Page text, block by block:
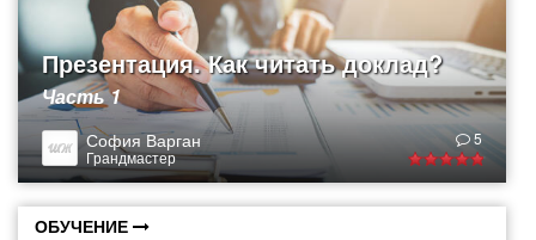
Презентация. Как читать доклад?
Часть 1
София Варган
Грандмастер
5
ОБУЧЕНИЕ